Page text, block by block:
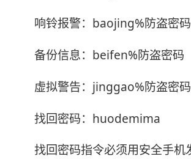
响铃报警：baojing%防盗密码
备份信息：beifen%防盗密码
虚拟警告：jinggao%防盗密码
找回密码：huodemima
找回密码指令必须用安全手机